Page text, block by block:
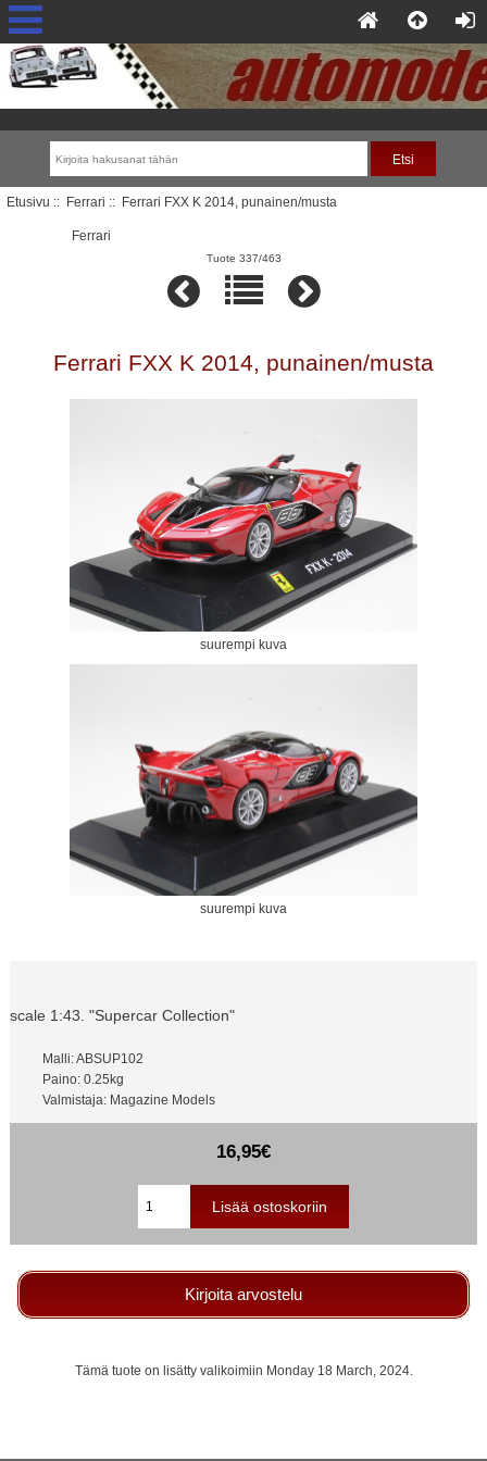
Etusivu :: Ferrari :: Ferrari FXX K 2014, punainen/musta
Ferrari
Tuote 337/463
Ferrari FXX K 2014, punainen/musta
suurempi kuva
suurempi kuva
scale 1:43. "Supercar Collection"
Malli: ABSUP102
Paino: 0.25kg
Valmistaja: Magazine Models
16,95€
Kirjoita arvostelu
Tämä tuote on lisätty valikoimiin Monday 18 March, 2024.